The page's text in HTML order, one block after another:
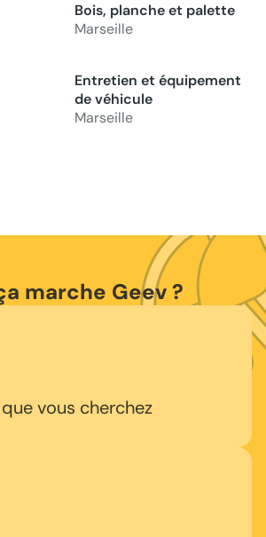
Bois, planche et palette
Marseille
Entretien et équipement
de véhicule
Marseille
marche Geev ?
vous cherchez